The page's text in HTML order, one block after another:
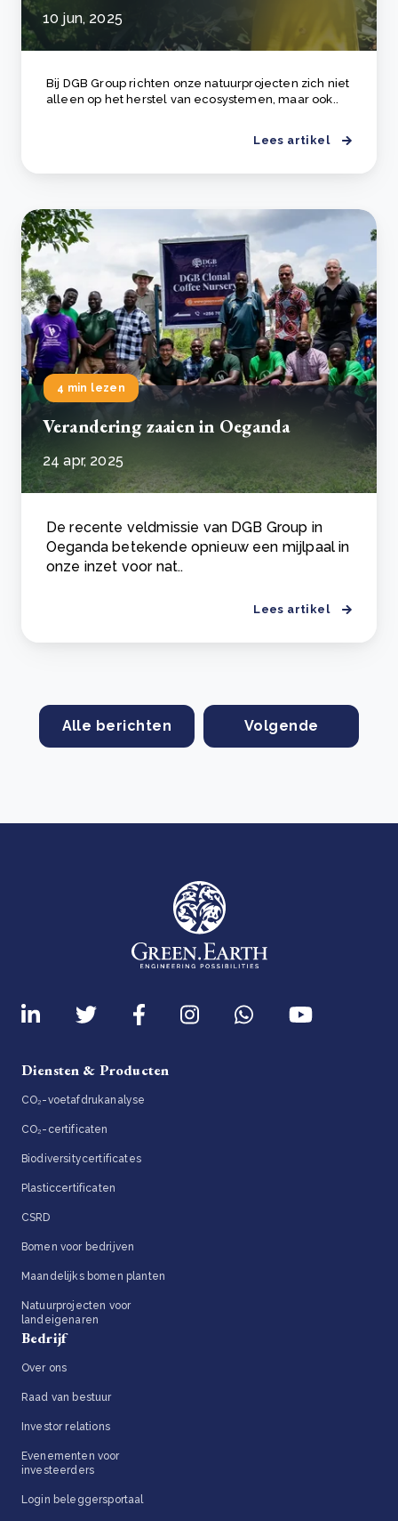
10 jun, 2025
Bij DGB Group richten onze natuurprojecten zich niet
alleen op het herstel van ecosystemen, maar ook..
Lees artikel
4 min lezen
Verandering zaaien in Oeganda
24 apr, 2025
De recente veldmissie van DGB Group in
Oeganda betekende opnieuw een mijlpaal in
onze inzet voor nat..
Lees artikel
Alle berichten Volgende
Diensten & Producten
CO₂-voetafdrukanalyse
CO₂-certificaten
Biodiversitycertificates
Plasticcertificaten
CSRD
Bomen voor bedrijven
Maandelijks bomen planten
Natuurprojecten voor
landeigenaren
Bedrijf
Over ons
Raad van bestuur
Investor relations
Evenementen voor
investeerders
Login beleggersportaal